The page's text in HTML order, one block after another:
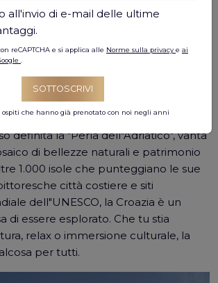
cattura da decenni il cuore dei
sua costa mozzafiato alle sue
storiche, la Croazia offre un"esperienza
ogni tipo di viaggiatore. In questo
cinque validi motivi per cui la Croazia
in cima alla tua lista dei desideri di
definita la "Perla dell"Adriatico", vanta
di bellezze naturali e patrimonio
1.000 isole che punteggiano le sue
città costiere e siti
dell"UNESCO, la Croazia è un
di essere esplorato. Che tu stia
relax o immersione culturale, la
per tutti.
all'invio di e-mail delle ultime
reCAPTCHA e si applica alle Norme sulla privacy e ai
SOTTOSCRIVI
ospiti che hanno già prenotato con noi negli anni